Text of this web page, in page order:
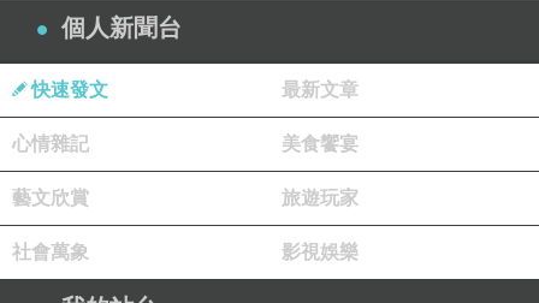
個人新聞台
快速發文 最新文章
心情雜記 美食饗宴
藝文欣賞 旅遊玩家
社會萬象 影視娛樂